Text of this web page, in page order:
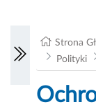
Strona
Polityki